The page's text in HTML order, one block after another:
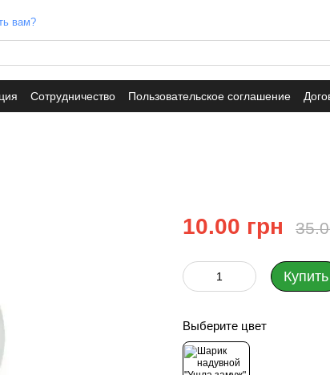
вам?
Сотрудничество Пользовательское соглашение
10.00 грн
Купить
Выберите цвет